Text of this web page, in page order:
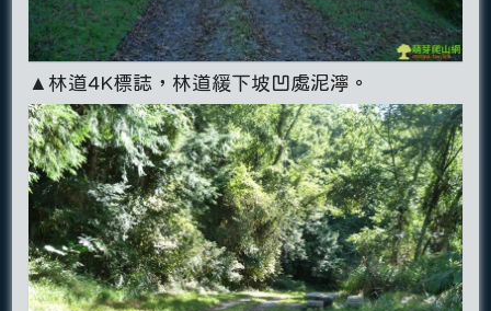
▲林道4K標誌，林道緩下坡凹處泥濘。